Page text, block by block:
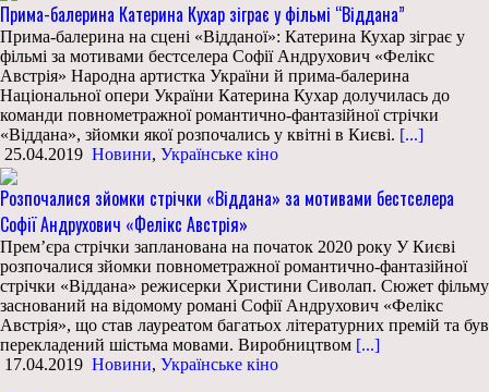
Прима-балерина Катерина Кухар зіграє у фільмі “Віддана”
Прима-балерина на сцені «Відданої»: Катерина Кухар зіграє у
фільмі за мотивами бестселера Софії Андрухович «Фелікс
Австрія» Народна артистка України й прима-балерина
Національної опери України Катерина Кухар долучилась до
команди повнометражної романтично-фантазійної стрічки
«Віддана», зйомки якої розпочались у квітні в Києві. [...]
25.04.2019 Новини, Українське кіно
Розпочалися зйомки стрічки «Віддана» за мотивами бестселера
Софії Андрухович «Фелікс Австрія»
Прем’єра стрічки запланована на початок 2020 року У Києві
розпочалися зйомки повнометражної романтично-фантазійної
стрічки «Віддана» режисерки Христини Сиволап. Сюжет фільму
заснований на відомому романі Софії Андрухович «Фелікс
Австрія», що став лауреатом багатьох літературних премій та був
перекладений шістьма мовами. Виробництвом [...]
17.04.2019 Новини, Українське кіно